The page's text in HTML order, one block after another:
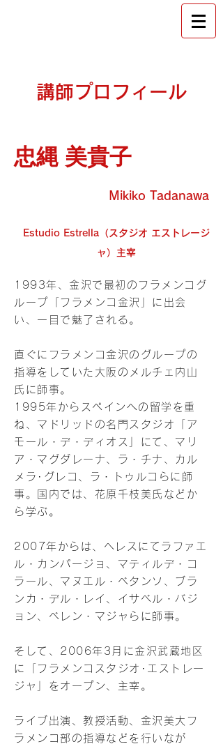
講師プロフィール
忠縄 美貴子
Mikiko Tadanawa
Estudio Estrella（​スタジオ エストレージ
ャ）主宰
1993年、金沢で最初のフラメンコグ
ループ「フラメンコ金沢」に出会
い、一目で魅了される。
直ぐにフラメンコ金沢のグループの
指導をしていた大阪のメルチェ内山
氏に師事。
1995年からスペインへの留学を重
ね、マドリッドの名門スタジオ「ア
モール・デ・ディオス」にて、マリ
ア・マグダレーナ、ラ・チナ、カル
メラ･グレコ、ラ・トゥルコらに師
事。国内では、花原千枝美氏などか
ら学ぶ。
2007年からは、ヘレスにてラファエ
ル・カンパージョ、マティルデ・コ
ラール、マヌエル・ベタンソ、ブラ
ンカ・デル・レイ、イサベル・バジ
ョン、ベレン・マジャらに師事。
そして、2006年3月に金沢武蔵地区
に「フラメンコスタジオ･エストレー
ジャ」をオープン、主宰。
ライブ出演、教授活動、金沢美大フ
ラメンコ部の指導などを行いなが